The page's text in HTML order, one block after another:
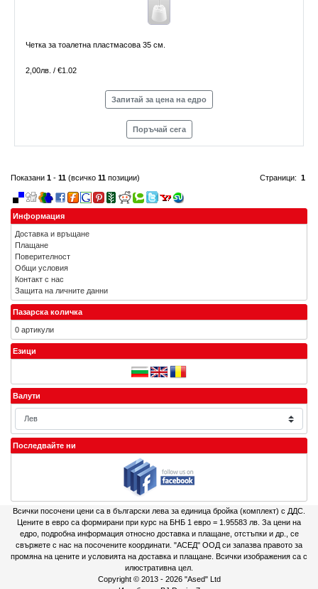
Четка за тоалетна пластмасова 35 см.
2,00лв. / €1.02
Запитай за цена на едро
Поръчай сега
Страници: 1
Показани 1 - 11 (всичко 11 позиции)
Информация
Доставка и връщане
Плащане
Поверителност
Общи условия
Контакт с нас
Защита на личните данни
Пазарска количка
0 артикули
Езици
Валути
Последвайте ни
Всички посочени цени са в български лева за единица бройка (комплект) с ДДС.
Цените в евро са формирани при курс на БНБ 1 евро = 1.95583 лв. За цени на
едро, подробна информация относно доставка и плащане, отстъпки и др., се
свържете с нас на посочените координати. "АСЕД" ООД си запазва правото за
промяна на цените и условията на доставка и плащане. Всички изображения са с
илюстративна цел.
Copyright © 2013 - 2026 "Ased" Ltd